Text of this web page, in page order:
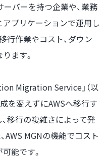
ーバーを持つ企業や、業務
プリケーションで運用し
行作業やコスト、ダウン
ます。
Migration Service」（以
を変えずにAWSへ移行す
、移行の複雑さによって発
AWS MGNの機能でコスト
能です。